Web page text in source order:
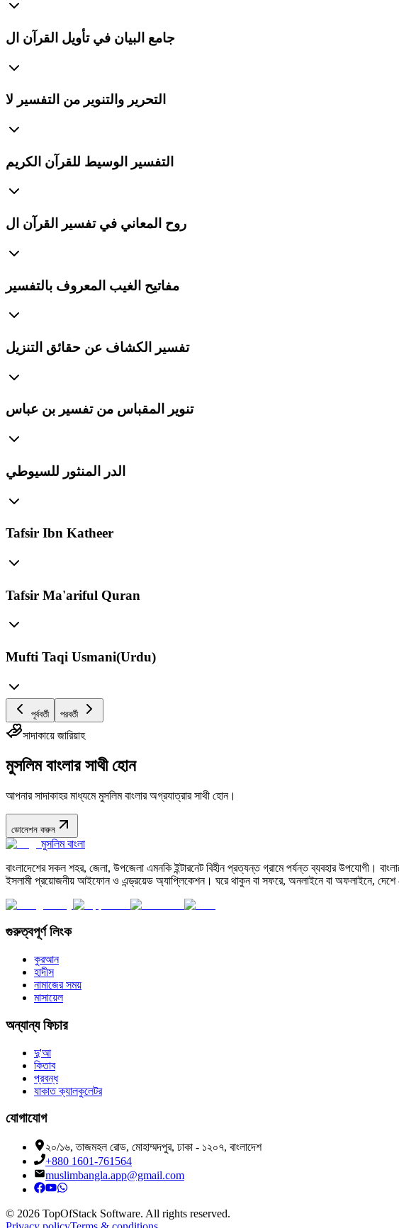
جامع البيان في تأويل القرآن ال
التحرير والتنوير من التفسير لا
التفسير الوسيط للقرآن الكريم
روح المعاني في تفسير القرآن ال
مفاتيح الغيب المعروف بالتفسير
تفسير الكشاف عن حقائق التنزيل
تنوير المقباس من تفسير بن عباس
الدر المنثور للسيوطي
Tafsir Ibn Katheer
Tafsir Ma'ariful Quran
Mufti Taqi Usmani(Urdu)
পূর্ববর্তী পরবর্তী
সাদাকায়ে জারিয়াহ
মুসলিম বাংলার সাথী হোন
আপনার সাদাকাহর মাধ্যমে মুসলিম বাংলার অগ্রযাত্রার সাথী হোন।
ডোনেশন করুন
মুসলিম বাংলা
বাংলাদেশের সকল শহর, জেলা, উপজেলা এমনকি ইন্টারনেট বিহীন প্রত্যন্ত গ্রামে পর্যন্ত ব্যবহার উপযোগী।
ইসলামী প্রয়োজনীয় আইফোন ও এন্ড্রয়েড অ্যাপ্লিকেশন। ঘরে থাকুন বা সফরে, অনলাইনে বা অফলাইনে, দেশে
গুরুত্বপূর্ণ লিংক
কুরআন
হাদীস
নামাজের সময়
মাসায়েল
অন্যান্য ফিচার
দু'আ
কিতাব
প্রবন্ধ
যাকাত ক্যালকুলেটর
যোগাযোগ
২০/১৬, তাজমহল রোড, মোহাম্মদপুর, ঢাকা - ১২০৭, বাংলাদেশ
+880 1601-761564
muslimbangla.app@gmail.com
© 2026 TopOfStack Software. All rights reserved.